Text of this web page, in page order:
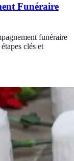
Funéraire
funéraire
clés et